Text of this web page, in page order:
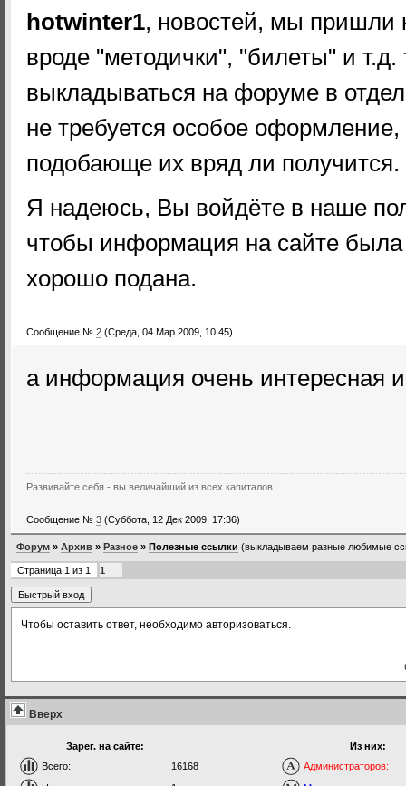
hotwinter1, новостей, мы пришли
вроде "методички", "билеты" и т.д.
выкладываться на форуме в
не требуется особое
подобающе их вряд ли получится.
Я надеюсь, Вы войдёте в наше
чтобы информация на сайте была
хорошо подана.
Сообщение № 2 (Среда, 04 Мар 2009, 10:45)
а информация очень интересная
Развивайте себя - вы величайший из всех капиталов.
Сообщение № 3 (Суббота, 12 Дек 2009, 17:36)
Форум » Архив » Разное » Полезные ссылки (выкладываем разные любимые
Страница 1 из 1 1
Чтобы оставить ответ, необходимо авторизоваться.
Вверх
Зарег. на сайте:
Всего:
16168
Из них:
Администраторов: